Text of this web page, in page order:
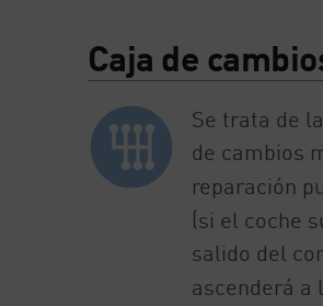
Caja de
Se trata de
de cambios
reparación
(si el coche
salido del
ascenderá a